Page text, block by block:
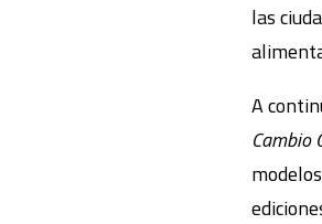
las
A
Cambio